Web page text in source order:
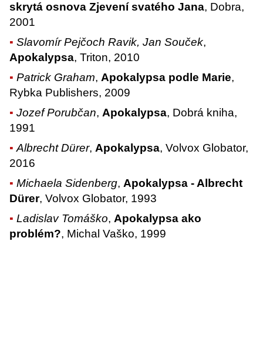
skrytá osnova Zjevení svatého Jana, Dobra,
2001
Slavomír Pejčoch Ravik, Jan Souček,
Apokalypsa, Triton, 2010
Patrick Graham,Apokalypsa podle Marie,
Rybka Publishers, 2009
Jozef Porubčan,Apokalypsa, Dobrá kniha,
1991
Albrecht Dürer,Apokalypsa, Volvox Globator,
2016
Michaela Sidenberg,Apokalypsa - Albrecht
Dürer, Volvox Globator, 1993
Ladislav Tomáško,Apokalypsa ako
problém?, Michal Vaško, 1999